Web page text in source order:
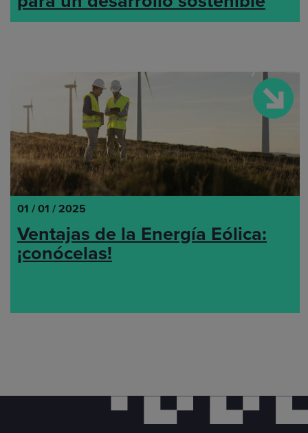
01 / 01 / 2025
Ventajas de la Energía Eólica:
¡conócelas!